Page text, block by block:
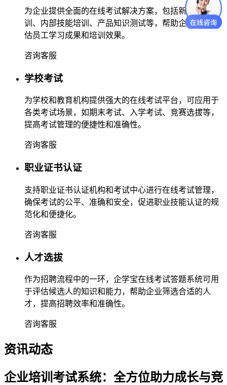
为企业提供全面的在线考试解决方案，包括新员工培
训、内部技能培训、产品知识测试等，帮助企业高效评
估员工学习成果和培训效果。
咨询客服
学校考试
为学校和教育机构提供强大的在线考试平台，可应用于
各类考试场景，如期末考试、入学考试、竞赛选拔等，
提高考试管理的便捷性和准确性。
咨询客服
职业证书认证
支持职业证书认证机构和考试中心进行在线考试管理，
确保考试的公平、准确和安全，促进职业技能认证的规
范化和便捷化。
咨询客服
人才选拔
作为招聘流程中的一环，企学宝在线考试答题系统可用
于评估候选人的知识和能力，帮助企业筛选合适的人
才，提高招聘效率和准确性。
咨询客服
资讯动态
企业培训考试系统：全方位助力成长与竞